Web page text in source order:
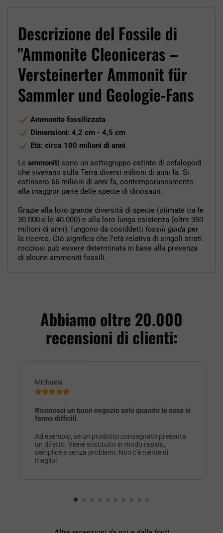
Descrizione del Fossile di
"Ammonite Cleoniceras –
Versteinerter Ammonit für
Sammler und Geologie-Fans
Ammonite fossilizzata
Dimensioni: 4,2 cm - 4,5 cm
Età: circa 100 milioni di anni
Le ammoniti sono un sottogruppo estinto di cefalopodi
che vivevano sulla Terra diversi milioni di anni fa. Si
estinsero 66 milioni di anni fa, contemporaneamente
alla maggior parte delle specie di dinosauri.
Grazie alla loro grande diversità di specie (stimate tra le
30.000 e le 40.000) e alla loro lunga esistenza (oltre 350
milioni di anni), fungono da cosiddetti fossili guida per
la ricerca. Ciò significa che l'età relativa di singoli strati
rocciosi può essere determinata in base alla presenza
di alcune ammoniti fossili.
Abbiamo oltre 20.000
recensioni di clienti:
Michaela
Riconosci un buon negozio solo quando le cose si
fanno difficili.
Ad esempio, se un prodotto consegnato presenta
un difetto. Viene sostituito in modo rapido,
semplice e senza problemi. Non c'è niente di
meglio!